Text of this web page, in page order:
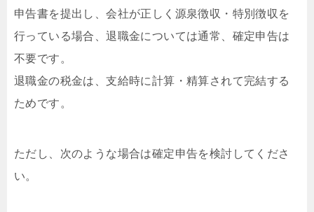
申告書を提出し、会社が正しく源泉徴収・特別徴収を
行っている場合、退職金については通常、確定申告は
不要です。
退職金の税金は、支給時に計算・精算されて完結する
ためです。
ただし、次のような場合は確定申告を検討してくださ
い。